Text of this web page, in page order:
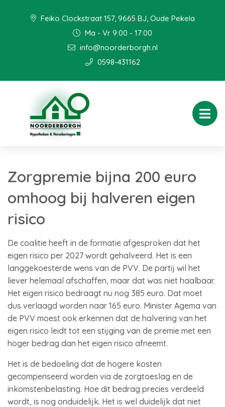
Feiko Clockstraat 157, 9665 BJ, Oude Pekela
Ma - Vr 9:00 - 17:00
info@noorderborgh.nl
0598-431162
Zorgpremie bijna 200 euro
omhoog bij halveren eigen
risico
De coalitie heeft in de formatie afgesproken dat het
eigen risico per 2027 wordt gehalveerd. Het is een
langgekoesterde wens van de PVV. De partij wil het
liever helemaal afschaffen, maar dat was niet haalbaar.
Het eigen risico bedraagt nu nog 385 euro. Dat moet
dus verlaagd worden naar 165 euro. Minister Agema van
de PVV moest ook erkennen dat de halvering van het
eigen risico leidt tot een stijging van de premie met een
hoger bedrag dan het eigen risico afneemt.
Het is de bedoeling dat de hogere kosten
gecompenseerd worden via de zorgtoeslag en de
inkomstenbelasting. Hoe dit bedrag precies verdeeld
wordt, is nog onduidelijk. Het is wel duidelijk dat niet